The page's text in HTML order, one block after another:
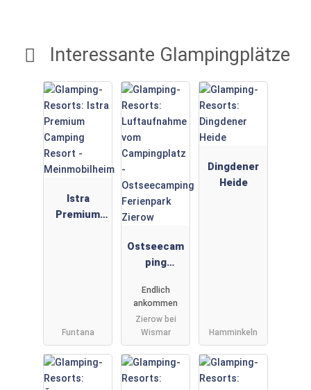
Interessante Glampingplätze
Istra
Premium
Funtana
Ostseecam
ping
Zierow
Endlich
ankommen
Zierow bei
Wismar
Dingdener
Heide
Hamminkeln